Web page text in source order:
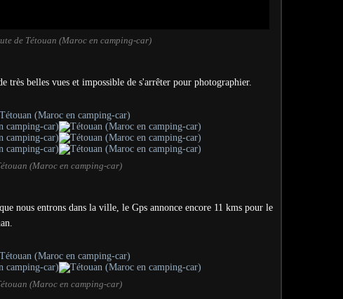
de Tétouan (Maroc en camping-car)
très belles vues et impossible de s'arrêter pour photographier.
(Maroc en camping-car)
nous entrons dans la ville, le Gps annonce encore 11 kms pour le
(Maroc en camping-car)